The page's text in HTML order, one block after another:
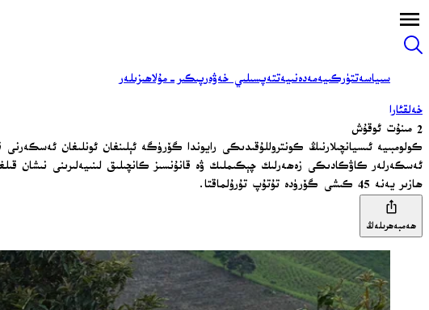
سىياسەتتۈركىيەمەدەنىيەتتەپسىلىي خەۋەرپىكىر-مۇلاھىزىلەر
خەلقئارا
2 مىنۇت ئوقۇش
كولومبىيە ئىسيانچىلارنىڭ كونتروللۇقىدىكى رايوندا گۆرۈگە ئېلىنغان ئونلىغان ئەسكەرنى
ئەسكەرلەر كاۋكادىكى زەھەرلىك چېكىملىك ۋە قانۇنسىز كانچىلىق لىنىيەلىرىنى نىشان
ھازىر يەنە 45 كىشى گۆرۈدە تۇتۇپ تۇرۇلماقتا.
ھەمبەھرىلەڭ